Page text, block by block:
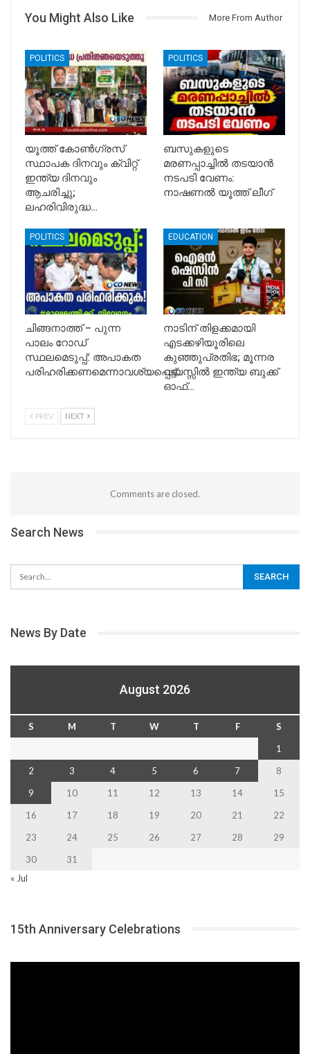
You Might Also Like More From Author
POLITICS
യൂത്ത് കോൺഗ്രസ്
സ്ഥാപക ദിനവും ക്വിറ്റ്
ഇന്ത്യ ദിനവും
ആചരിച്ചു;
ലഹരിവിരുദ്ധ…
POLITICS
ബസുകളുടെ
മരണപ്പാച്ചിൽ തടയാൻ
നടപടി വേണം:
നാഷണൽ യൂത്ത് ലീഗ്
POLITICS
ചിങ്ങനാത്ത് – പുന്ന
പാലം റോഡ്
സ്ഥലമെടുപ്പ്: അപാകത
പരിഹരിക്കണമെന്നാവശ്യപ്പെട്ട്…
EDUCATION
നാടിന് തിളക്കമായി
എടക്കഴിയൂരിലെ
കുഞ്ഞുപ്രതിഭ; മൂന്നര
വയസ്സിൽ ഇന്ത്യ ബുക്ക്
ഓഫ്…
PREV NEXT
Comments are closed.
Search News
News By Date
August 2026
S M T W T F
S
1
2
3 4 5 6 7
8
9
10 11 12 13 14
15
16
17 18 19 20 21
22
23
24 25 26 27 28
29
30
31
« Jul
15th Anniversary Celebrations